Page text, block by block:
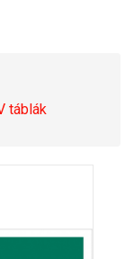
táblák